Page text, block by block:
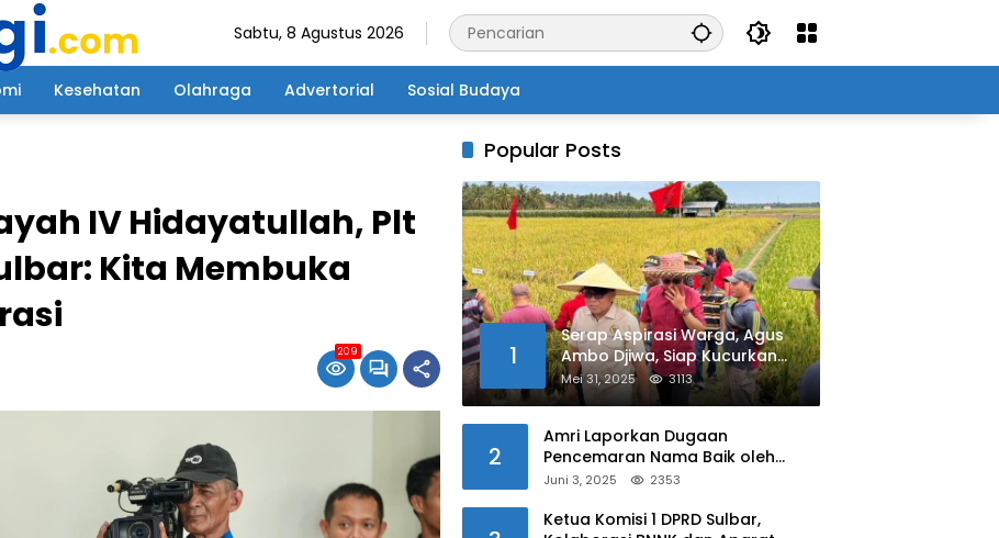
Sabtu, 8 Agustus 2026
Kesehatan Olahraga Advertorial Sosial Budaya
IV Hidayatullah, Plt
Kita Membuka
209
Popular Posts
1
Serap Aspirasi Warga, Agus
Ambo Djiwa, Siap Kucurkan
Bantuan Pertanian di Kalukku
Mei 31, 2025 3113
2
Amri Laporkan Dugaan
Pencemaran Nama Baik oleh
Oknum Polisi ke Propam Polda
Juni 3, 2025 2353
Ketua Komisi 1 DPRD Sulbar,